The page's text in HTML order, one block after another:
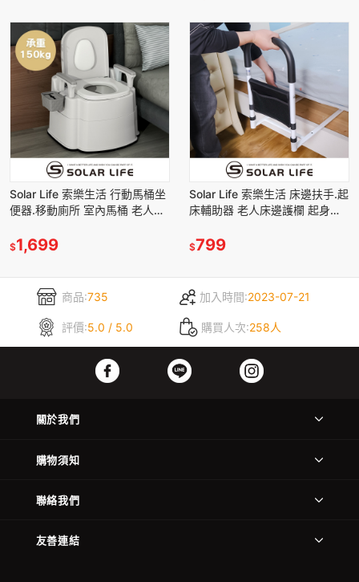
Solar Life 索樂生活 行動馬桶坐
便器.移動廁所 室內馬桶 老人孕
$1,699
Solar Life 索樂生活 床邊扶手.起
床輔助器 老人床邊護欄 起身助
$799
商品:735 加入時間:2023-07-21
評價:5.0 / 5.0 購買人次:258人
關於我們
購物須知
聯絡我們
友善連結